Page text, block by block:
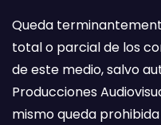
Queda
total o parcial de los
de este medio, salvo
Producciones
mismo queda